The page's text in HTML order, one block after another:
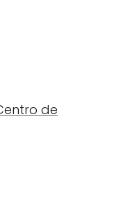
de